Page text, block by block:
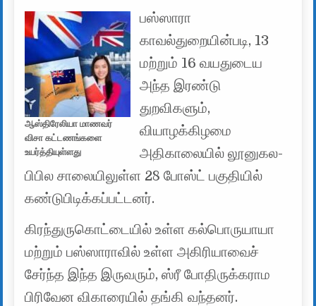
ஆஸ்திரேலியா மாணவர்
விசா கட்டணங்களை
உயர்த்தியுள்ளது
பஸ்ஸாரா
காவல்துறையின்படி, 13
மற்றும் 16 வயதுடைய
அந்த இரண்டு
துறவிகளும்,
வியாழக்கிழமை
அதிகாலையில் லூனுகல-
பிபில சாலையிலுள்ள 28 போஸ்ட் பகுதியில்
கண்டுபிடிக்கப்பட்டனர்.
கிரந்துருகொட்டையில் உள்ள கல்பொருயாயா
மற்றும் பஸ்ஸாராவில் உள்ள அகிரியாவைச்
சேர்ந்த இந்த இருவரும், ஸ்ரீ போதிருக்கராம
பிரிவேன விகாரையில் தங்கி வந்தனர்.